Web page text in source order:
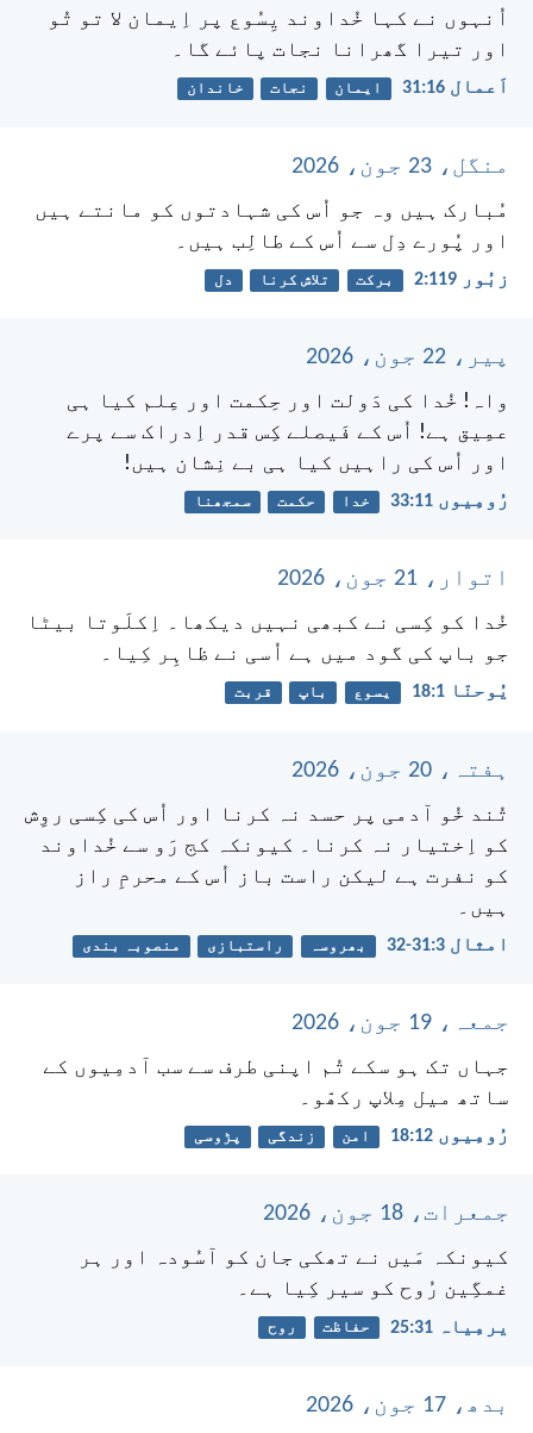
اُنہوں نے کہا خُداوند یِسُوع پر اِیمان لا تو تُو
اور تیرا گھرانا نجات پائے گا۔
اَعمال 16:‏31 ایمان نجات خاندان
منگل، 23 جون، 2026
مُبارک ہیں وہ جو اُس کی شہادتوں کو مانتے ہیں
اور پُورے دِل سے اُس کے طالِب ہیں۔
زبُور 119:‏2 برکت تلاش کرنا دل
پیر، 22 جون، 2026
واہ! خُدا کی دَولت اور حِکمت اور عِلم کیا ہی
عمِیق ہے! اُس کے فَیصلے کِس قدر اِدراک سے پرے
اور اُس کی راہیں کیا ہی بے نِشان ہیں!
رُومِیوں 11:‏33 خدا حکمت سمجھنا
اتوار، 21 جون، 2026
خُدا کو کِسی نے کبھی نہیں دیکھا۔ اِکلَوتا بیٹا
جو باپ کی گود میں ہے اُسی نے ظاہِر کِیا۔
یُوحنّا 1:‏18 یسوع باپ قربت
ہفتہ، 20 جون، 2026
تُند خُو آدمی پر حسد نہ کرنا اور اُس کی کِسی روِش
کو اِختیار نہ کرنا۔ کیونکہ کج رَو سے خُداوند
کو نفرت ہے لیکن راست باز اُس کے محرمِ راز
ہیں۔
امثال 3:‏31-‏32 بھروسہ راستبازی منصوبہ بندی
جمعہ، 19 جون، 2026
جہاں تک ہو سکے تُم اپنی طرف سے سب آدمِیوں کے
ساتھ میل مِلاپ رکھّو۔
رُومِیوں 12:‏18 امن زندگی پڑوسی
جمعرات، 18 جون، 2026
کیونکہ مَیں نے تھکی جان کو آسُودہ اور ہر
غمگِین رُوح کو سیر کِیا ہے۔
یرمِیاہ 31:‏25 حفاظت روح
بدھ، 17 جون، 2026